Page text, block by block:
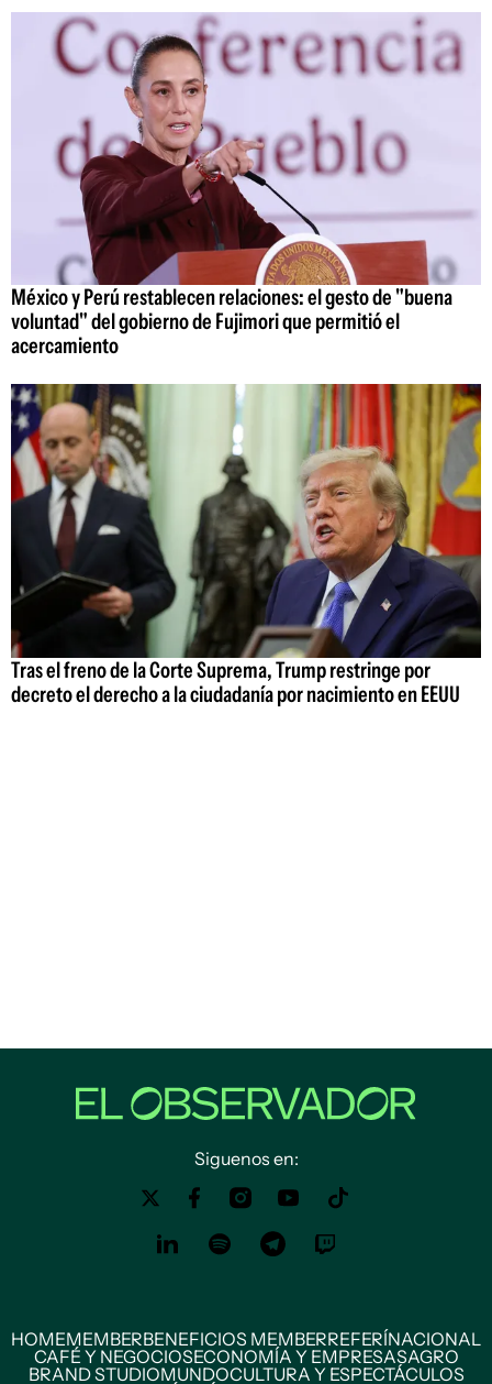
México y Perú restablecen relaciones: el gesto de "buena
voluntad" del gobierno de Fujimori que permitió el
acercamiento
Tras el freno de la Corte Suprema, Trump restringe por
decreto el derecho a la ciudadanía por nacimiento en EEUU
Siguenos en:
HOMEMEMBERBENEFICIOS MEMBERREFERÍNACIONAL
CAFÉ Y NEGOCIOSECONOMÍA Y EMPRESASAGRO
BRAND STUDIOMUNDOCULTURA Y ESPECTÁCULOS